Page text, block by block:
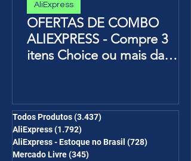
OFERTAS DE COMBO
ALIEXPRESS - Compre 3
itens Choice ou mais da
desc em 6 itens/R$25 de
desc em 10 itens) OS
CUPONS SÃO VÁLIDOS NO
COMBO
AliExpress
Todos Produtos(3.437)
AliExpress(1.792)
AliExpress - Estoque no Brasil (728)
Mercado Livre(345)